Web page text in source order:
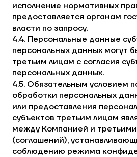
исполнение нормативных
предоставляется органам
власти по запросу.
4.4. Персональные данные
персональных данных могут
третьим лицам с согласия
персональных данных.
4.5. Обязательным условием
обработки персональных
или предоставления
субъектов третьим лицам
между Компанией и
(соглашений),
соблюдению режима